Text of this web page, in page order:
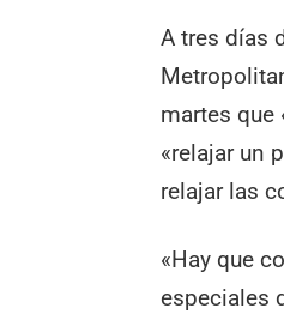
A tres días
martes que
«relajar un
relajar las
«Hay que
especiales